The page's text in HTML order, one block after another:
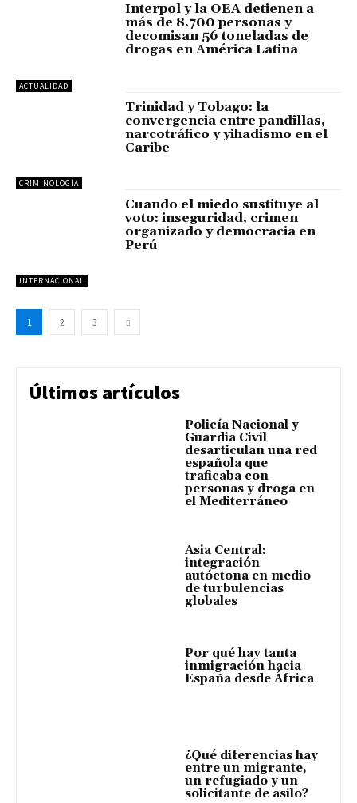
ACTUALIDAD
Interpol y la OEA detienen a
más de 8.700 personas y
decomisan 56 toneladas de
drogas en América Latina
CRIMINOLOGÍA
Trinidad y Tobago: la
convergencia entre pandillas,
narcotráfico y yihadismo en el
Caribe
INTERNACIONAL
Cuando el miedo sustituye al
voto: inseguridad, crimen
organizado y democracia en
Perú
1 2 3
Últimos artículos
Policía Nacional y
Guardia Civil
desarticulan una red
española que
traficaba con
personas y droga en
el Mediterráneo
Asia Central:
integración
autóctona en medio
de turbulencias
globales
Por qué hay tanta
inmigración hacia
España desde África
¿Qué diferencias hay
entre un migrante,
un refugiado y un
solicitante de asilo?